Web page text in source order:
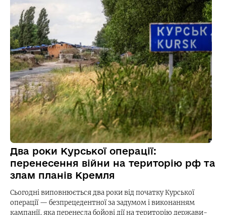
Два роки Курської операції:
перенесення війни на територію рф та
злам планів Кремля
Сьогодні виповнюється два роки від початку Курської
операції — безпрецедентної за задумом і виконанням
кампанії, яка перенесла бойові дії на територію держави-